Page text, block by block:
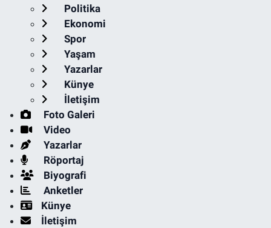
Politika
Ekonomi
Spor
Yaşam
Yazarlar
Künye
İletişim
Foto Galeri
Video
Yazarlar
Röportaj
Biyografi
Anketler
Künye
İletişim